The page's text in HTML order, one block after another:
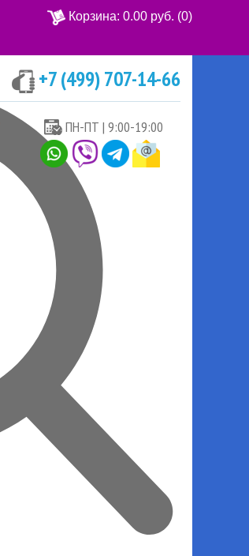
Корзина: 0.00 руб. (0)
+7 (499) 707-14-66
ПН-ПТ | 9:00-19:00